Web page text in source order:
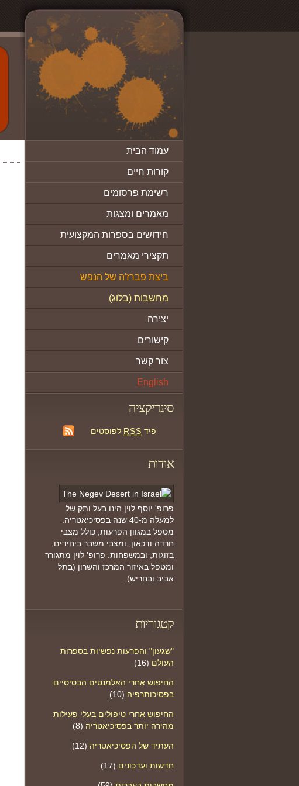
עמוד הבית
קורות חיים
רשימת פרסומים
מאמרים ומצגות
חידושים בספרות המקצועית
תקצירי מאמרים
ביצת פברז'ה של הנפש
מחשבות (בלוג)
יצירה
קישורים
צור קשר
English
סינדיקציה
פיד RSS לפוסטים
אודות
פרופ' יוסף לוין הינו בעל ותק של
למעלה מ-40 שנה בפסיכיאטריה.
מטפל במגוון הפרעות, כולל מצבי
חרדה ודכאון, ומצבי משבר ביחידים,
בזוגות, ובמשפחות. פרופ' לוין מתגורר
ומטפל באיזור המרכז והשרון (בתל
אביב ובחריש).
קטגוריות
"שגעון" והפרעות נפשיות בספרות
העולם (16)
החיפוש אחרי האלמנטים הבסיסיים
בפסיכותרפיה (10)
החיפוש אחרי טיפולים בעלי פעילות
מהירה יותר בפסיכיאטריה (8)
העתיד של הפסיכיאטריה (12)
חדשות ועדכונים (17)